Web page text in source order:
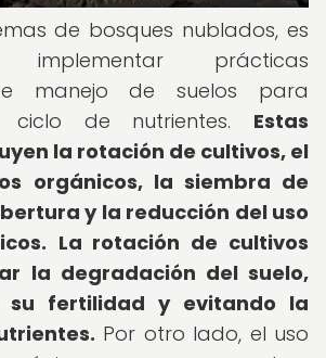
de bosques nublados, es
implementar prácticas
manejo de suelos para
ciclo de nutrientes. Estas
la rotación de cultivos, el
orgánicos, la siembra de
y la reducción del uso
La rotación de cultivos
la degradación del suelo,
su fertilidad y evitando la
Por otro lado, el uso